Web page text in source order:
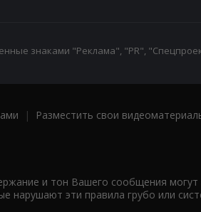
знаками "Реклама", "PR",
| Разместить свои
и тон Вашего сообщения могут
эти правила грубо или